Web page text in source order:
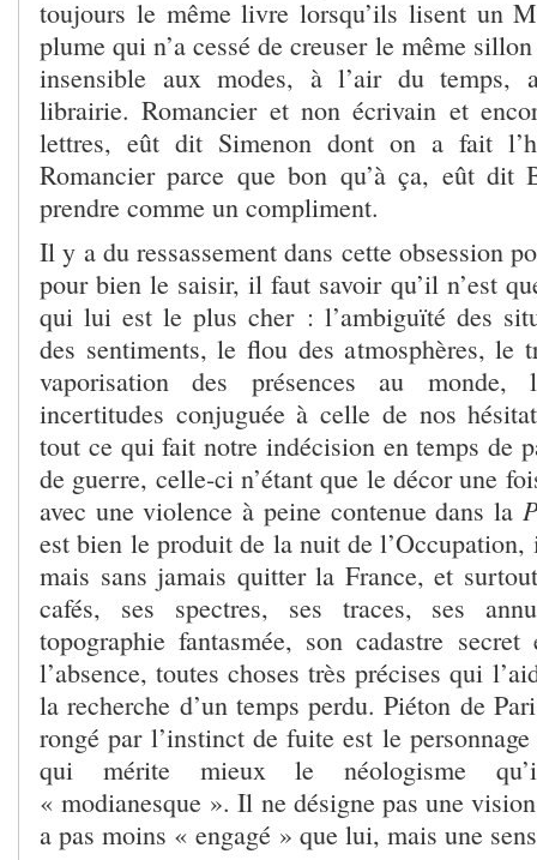
toujours le même livre lorsqu’ils lisent un
plume qui n’a cessé de creuser le même
insensible aux modes, à l’air du temps,
librairie. Romancier et non écrivain et
lettres, eût dit Simenon dont on a fait
Romancier parce que bon qu’à ça, eût
prendre comme un compliment.
Il y a du ressassement dans cette obsession
pour bien le saisir, il faut savoir qu’il n’est
qui lui est le plus cher : l’ambiguïté des
des sentiments, le flou des atmosphères, le
vaporisation des présences au
incertitudes conjuguée à celle de nos
tout ce qui fait notre indécision en temps de
de guerre, celle-ci n’étant que le décor une
avec une violence à peine contenue dans la
est bien le produit de la nuit de
mais sans jamais quitter la France, et
cafés, ses spectres, ses traces, ses
topographie fantasmée, son cadastre
l’absence, toutes choses très précises qui
la recherche d’un temps perdu. Piéton de
rongé par l’instinct de fuite est le
qui mérite mieux le néologisme
« modianesque ». Il ne désigne pas une
a pas moins « engagé » que lui, mais une